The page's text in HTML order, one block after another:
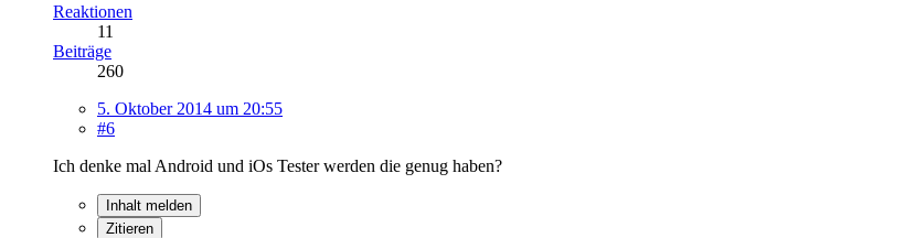
Reaktionen
11
Beiträge
260
5. Oktober 2014 um 20:55
#6
Ich denke mal Android und iOs Tester werden die genug haben?
Inhalt melden
Zitieren